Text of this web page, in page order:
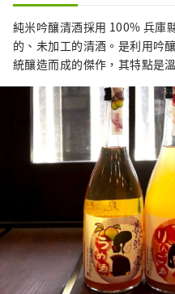
純米吟釀清酒採用 100% 兵庫
的、未加工的清酒。是利用吟
統釀造而成的傑作，其特點是